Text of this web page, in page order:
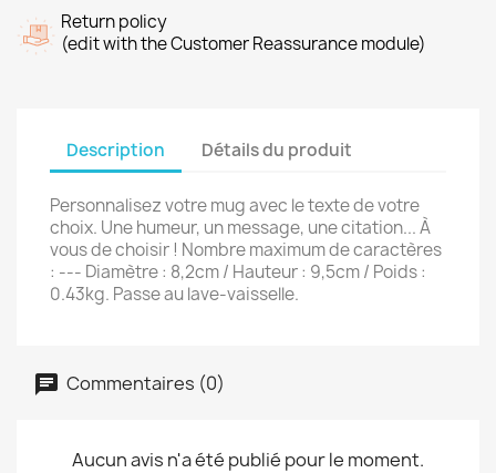
Return policy
(edit with the Customer Reassurance module)
Description Détails du produit
Personnalisez votre mug avec le texte de votre
choix. Une humeur, un message, une citation... À
vous de choisir ! Nombre maximum de caractères
: --- Diamètre : 8,2cm / Hauteur : 9,5cm / Poids :
0.43kg. Passe au lave-vaisselle.
Commentaires (0)
Aucun avis n'a été publié pour le moment.